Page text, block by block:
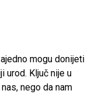
mogu donijeti
urod. Ključ nije u
nego da nam